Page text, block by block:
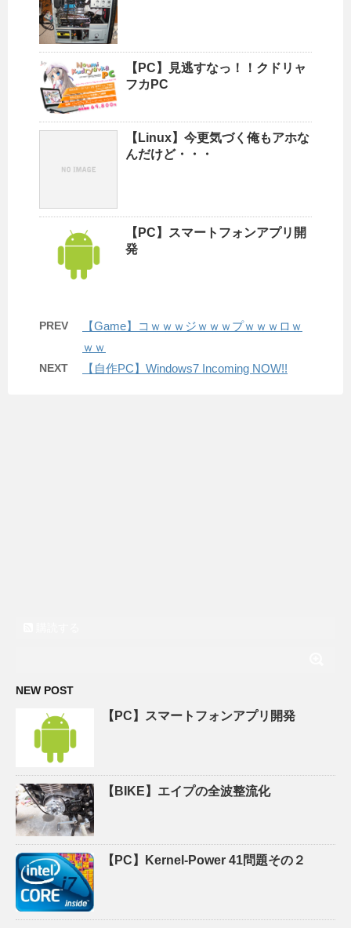
【PC】見逃すなっ！！クドリャ
フカPC
【Linux】今更気づく俺もアホな
んだけど・・・
【PC】スマートフォンアプリ開
発
PREV
【Game】コｗｗｗジｗｗｗプｗｗｗロｗ
ｗｗ
NEXT 【自作PC】Windows7 Incoming NOW!!
NEW POST
【PC】スマートフォンアプリ開発
【BIKE】エイプの全波整流化
【PC】Kernel-Power 41問題その２